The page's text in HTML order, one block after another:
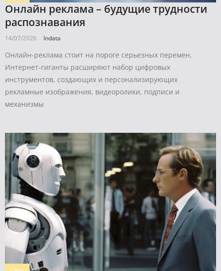
Онлайн реклама – будущие трудности
распознавания
14/07/2026 Indata
Онлайн-реклама стоит на пороге серьезных перемен.
Интернет-гиганты расширяют набор цифровых
инструментов, создающих и персонализирующих
рекламные изображения, видеоролики, подписи и
механизмы